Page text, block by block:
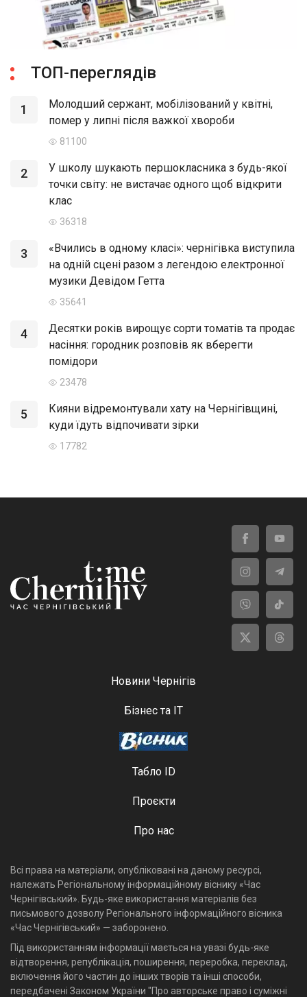
ТОП-переглядів
1
Молодший сержант, мобілізований у квітні,
помер у липні після важкої хвороби
81100
2
У школу шукають першокласника з будь-якої
точки світу: не вистачає одного щоб відкрити
клас
36318
3
«Вчились в одному класі»: чернігівка виступила
на одній сцені разом з легендою електронної
музики Девідом Гетта
35641
4
Десятки років вирощує сорти томатів та продає
насіння: городник розповів як вберегти
помідори
23478
5
Кияни відремонтували хату на Чернігівщині,
куди їдуть відпочивати зірки
17782
Новини Чернігів
Бізнес та ІТ
Табло ID
Проєкти
Про нас
Всі права на матеріали, опубліковані на даному ресурсі,
належать Регіональному інформаційному віснику «Час
Чернігівський». Будь-яке використання матеріалів без
письмового дозволу Регіонального інформаційного вісника
«Час Чернігівський» — заборонено.
Під використанням інформації мається на увазі будь-яке
відтворення, републікація, поширення, переробка, переклад,
включення його частин до інших творів та інші способи,
передбачені Законом України "Про авторське право і суміжні